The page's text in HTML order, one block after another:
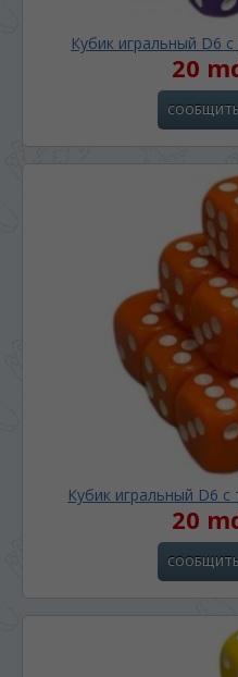
Кубик игральный D6
20
Кубик игральный D6
20